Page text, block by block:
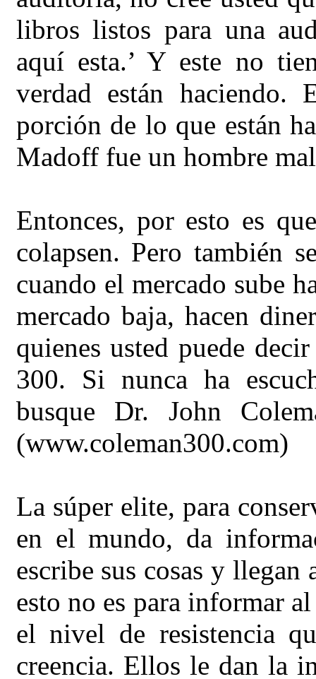
libros listos para una
aquí esta.’ Y este no
verdad están haciendo.
porción de lo que están
Madoff fue un hombre
Entonces, por esto es
colapsen. Pero también
cuando el mercado sube
mercado baja, hacen
quienes usted puede
300. Si nunca ha
busque Dr. John
(www.coleman300.com)
La súper elite, para
en el mundo, da
escribe sus cosas y llegan
esto no es para informar
el nivel de resistencia
creencia. Ellos le dan la